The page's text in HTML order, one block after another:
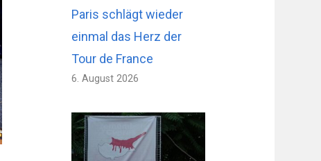
Paris schlägt wieder
einmal das Herz der
Tour de France
6. August 2026